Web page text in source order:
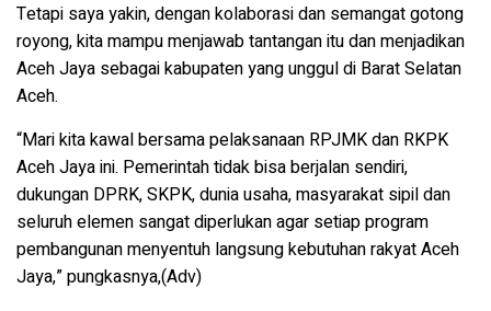
Tetapi saya yakin, dengan kolaborasi dan semangat gotong
royong, kita mampu menjawab tantangan itu dan menjadikan
Aceh Jaya sebagai kabupaten yang unggul di Barat Selatan
Aceh.
“Mari kita kawal bersama pelaksanaan RPJMK dan RKPK
Aceh Jaya ini. Pemerintah tidak bisa berjalan sendiri,
dukungan DPRK, SKPK, dunia usaha, masyarakat sipil dan
seluruh elemen sangat diperlukan agar setiap program
pembangunan menyentuh langsung kebutuhan rakyat Aceh
Jaya,” pungkasnya,(Adv)